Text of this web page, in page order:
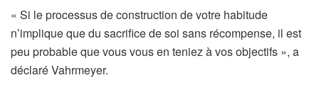
e
l
o
n
d
a
n
« Si le processus de construction de votre habitude
n’implique que du sacrifice de soi sans récompense, il est
peu probable que vous vous en teniez à vos objectifs », a
déclaré Vahrmeyer.